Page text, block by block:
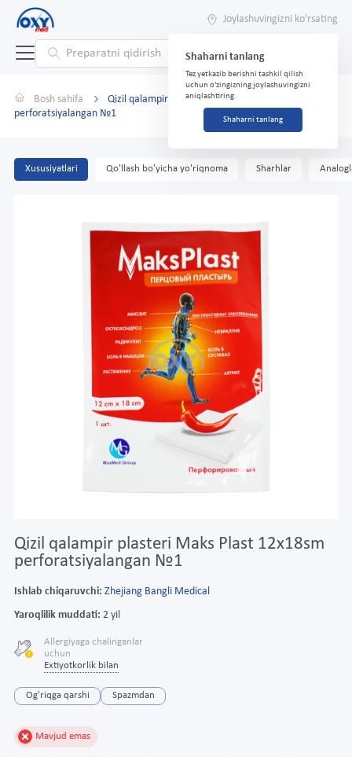
Joylashuvingizni ko'rsating
Shaharni tanlang
Tez yetkazib berishni tashkil qilish
uchun o'zingizning joylashuvingizni
aniqlashtiring
Shaharni tanlang
Bosh sahifa
Qizil qalampir plasteri Maks Plast 12x18sm
perforatsiyalangan №1
Xususiyatlari Qo'llash bo'yicha yo'riqnoma Sharhlar
Qizil qalampir plasteri Maks Plast 12x18sm
perforatsiyalangan №1
Ishlab chiqaruvchi: Zhejiang Bangli Medical
Yaroqlilik muddati: 2 yil
Allergiyaga chalinganlar
uchun
Extiyotkorlik bilan
Og'riqga qarshi Spazmdan
Mavjud emas